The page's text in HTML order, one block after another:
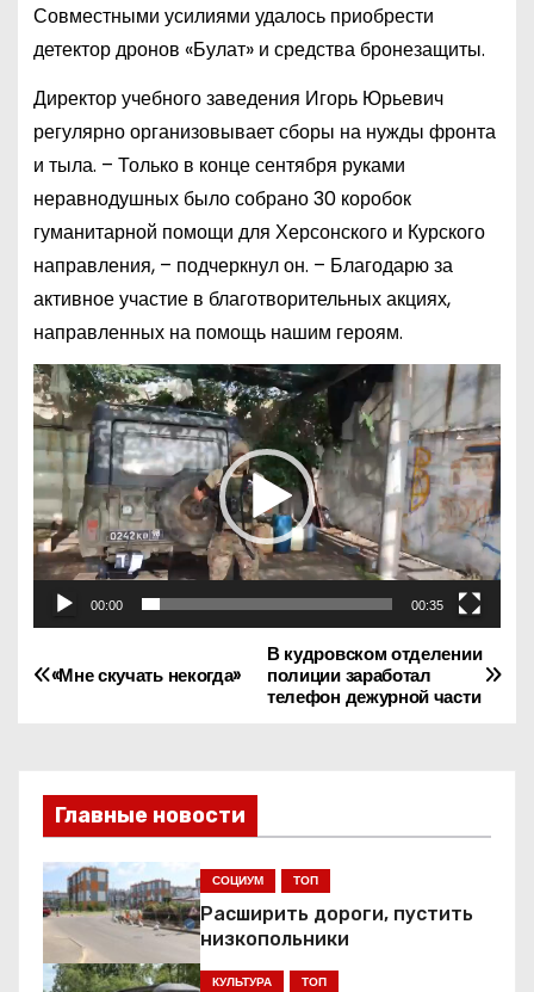
Совместными усилиями удалось приобрести
детектор дронов «Булат» и средства бронезащиты.
Директор учебного заведения Игорь Юрьевич
регулярно организовывает сборы на нужды фронта
и тыла. – Только в конце сентября руками
неравнодушных было собрано 30 коробок
гуманитарной помощи для Херсонского и Курского
направления, – подчеркнул он. – Благодарю за
активное участие в благотворительных акциях,
направленных на помощь нашим героям.
В
и
д
е
о
п
л
е
е
р
00:00 00:35
Н
г
а
ц
В кудровском отделении
полиции заработал
телефон дежурной части
«Мне скучать некогда»
Главные новости
СОЦИУМ ТОП
Расширить дороги, пустить
низкопольники
КУЛЬТУРА ТОП